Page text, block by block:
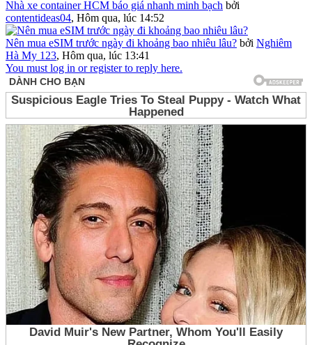
Nhà xe container HCM báo giá nhanh minh bạch bởi
contentideas04, Hôm qua, lúc 14:52
Nên mua eSIM trước ngày đi khoảng bao nhiêu lâu? bởi Nghiêm
Hà My 123, Hôm qua, lúc 13:41
You must log in or register to reply here.